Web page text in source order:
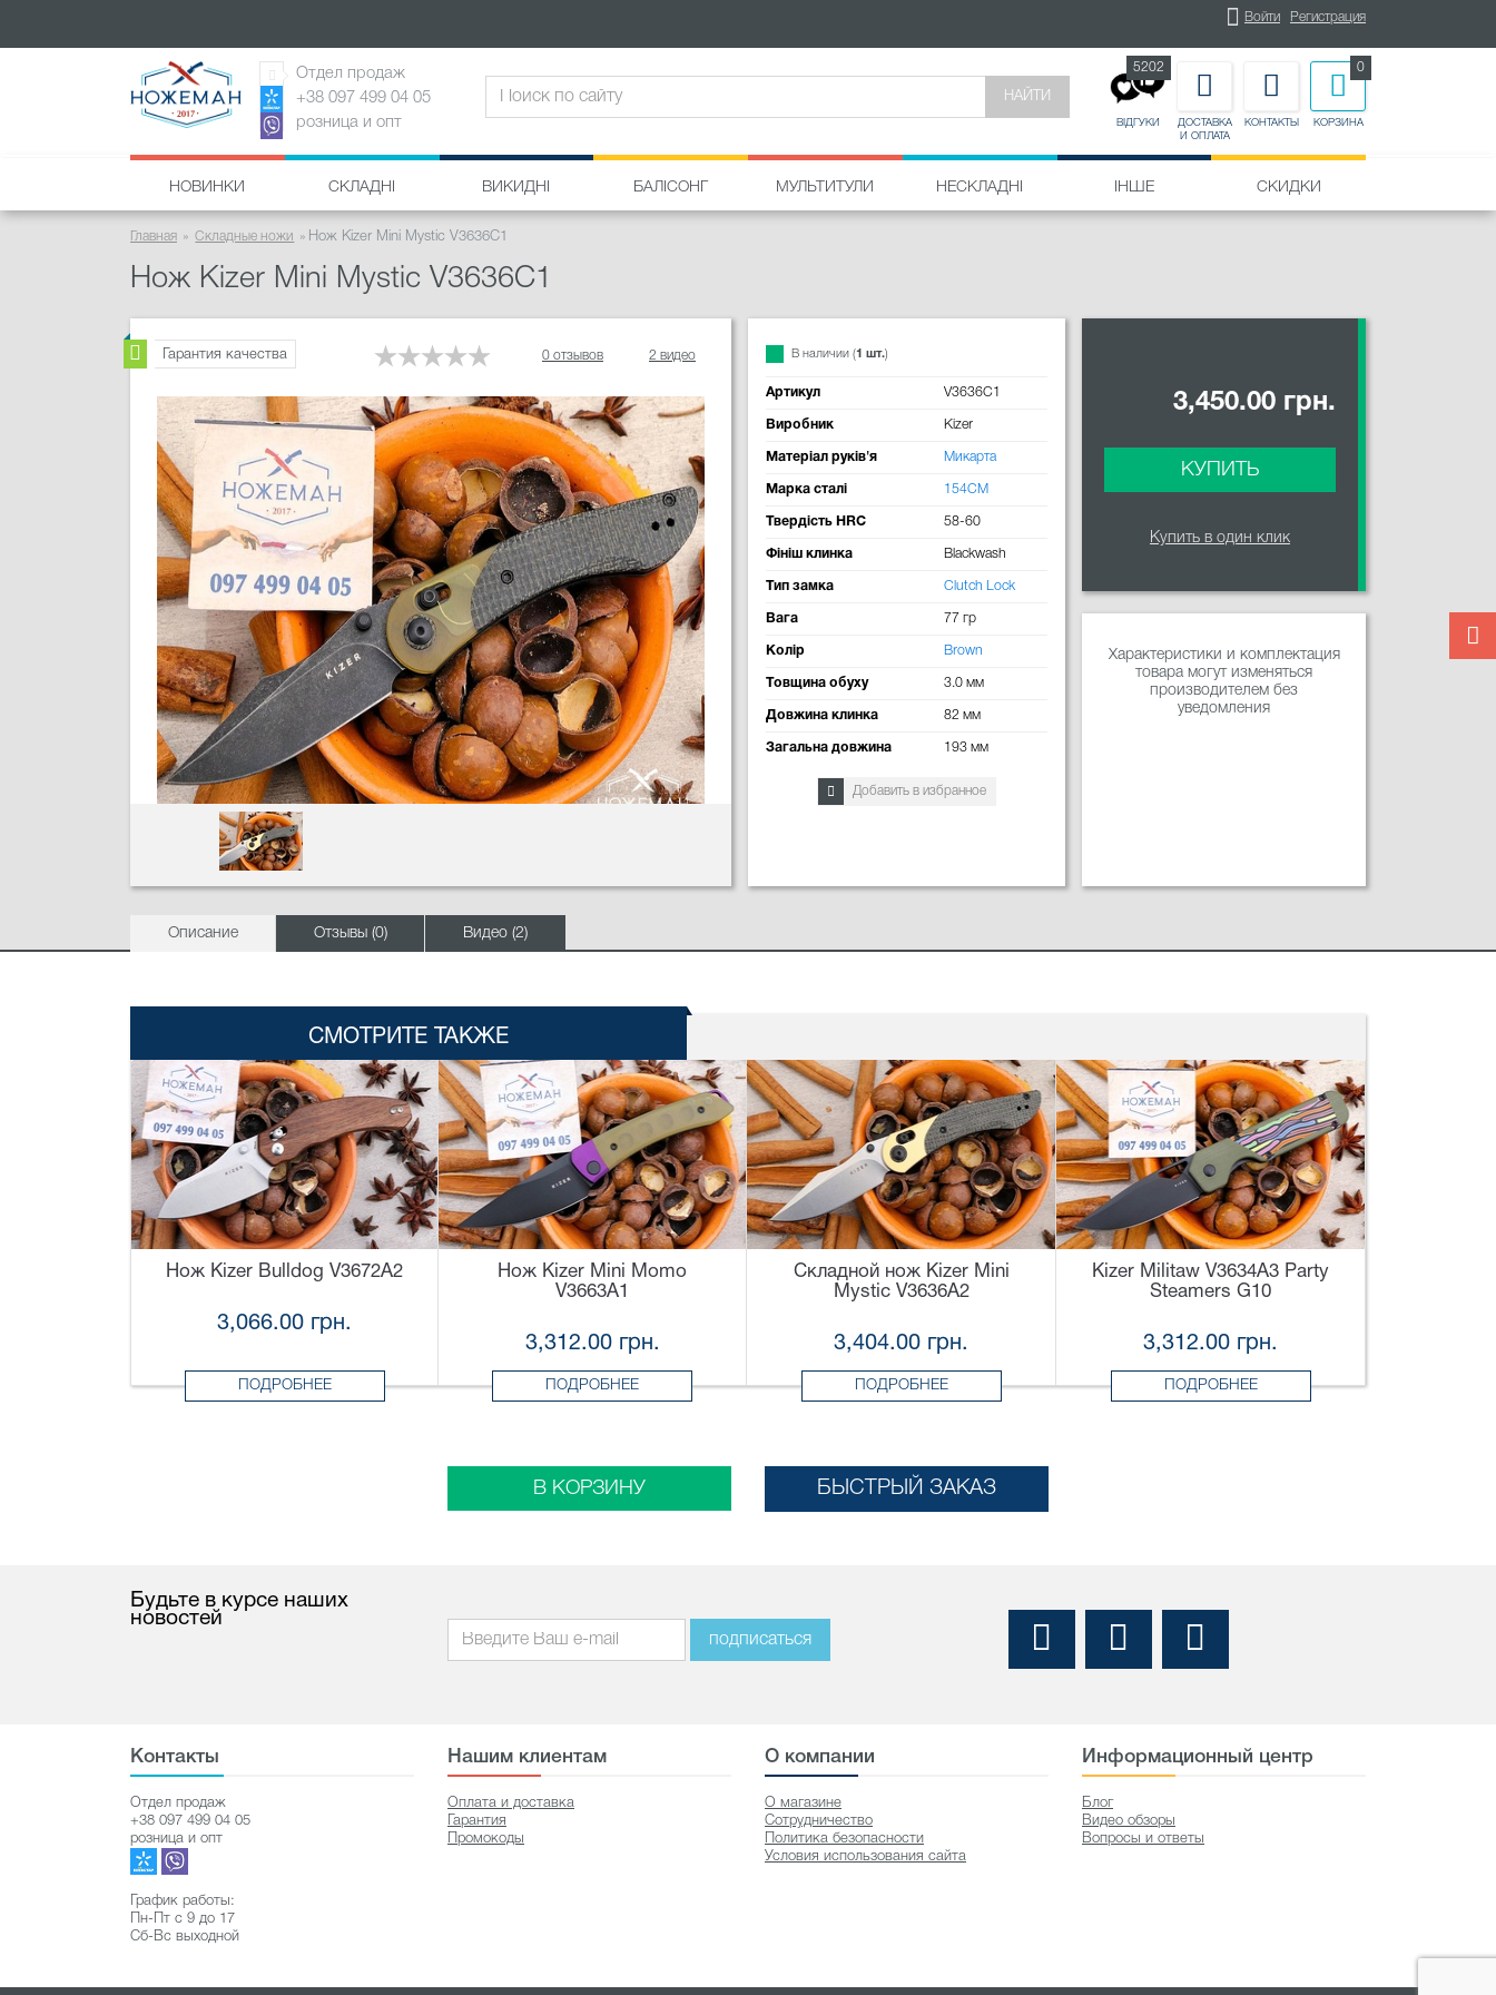
Войти Регистрация
Отдел продаж
+38 097 499 04 05
розница и опт
НАЙТИ
ВІДГУКИ
5202
ДОСТАВКА
И ОПЛАТА
КОНТАКТЫ КОРЗИНА
0
НОВИНКИ СКЛАДНІ ВИКИДНІ БАЛІСОНГ МУЛЬТИТУЛИ НЕСКЛАДНІ ІНШЕ СКИДКИ
Главная Складные ножи Нож Kizer Mini Mystic V3636C1
Нож Kizer Mini Mystic V3636C1
Гарантия качества 0 отзывов 2 видео В наличии (1 шт.)
Артикул V3636C1
Виробник Kizer
Матеріал руків'я Микарта
Марка сталі 154CM
Твердість HRC 58-60
Фініш клинка Blackwash
Тип замка Clutch Lock
Вага 77 гр
Колір Brown
Товщина обуху 3.0 мм
Довжина клинка 82 мм
Загальна довжина 193 мм
Добавить в избранное
3,450.00 грн.
КУПИТЬ
Купить в один клик
Характеристики и комплектация
товара могут изменяться
производителем без
уведомления
Описание Отзывы (0) Видео (2)
СМОТРИТЕ ТАКЖЕ
Нож Kizer Bulldog V3672A2
3,066.00 грн.
ПОДРОБНЕЕ
Нож Kizer Mini Momo
V3663A1
3,312.00 грн.
ПОДРОБНЕЕ
Складной нож Kizer Mini
Mystic V3636A2
3,404.00 грн.
ПОДРОБНЕЕ
Kizer Militaw V3634A3 Party
Steamers G10
3,312.00 грн.
ПОДРОБНЕЕ
В КОРЗИНУ БЫСТРЫЙ ЗАКАЗ
Будьте в курсе наших
новостей
подписаться
Контакты
Отдел продаж
+38 097 499 04 05
розница и опт
График работы:
Пн-Пт с 9 до 17
Сб-Вс выходной
Нашим клиентам
Оплата и доставка
Гарантия
Промокоды
О компании
О магазине
Сотрудничество
Политика безопасности
Условия использования сайта
Информационный центр
Блог
Видео обзоры
Вопросы и ответы